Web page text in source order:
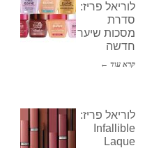
לוריאל פריז:
סדרת
מסכות שיער
חדשה
קרא עוד ←
לוריאל פריז:
Infallible
Laque